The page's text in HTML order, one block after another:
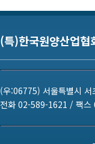
(특)한국원양산업
(우:06775) 서울특별시
전화 02-589-1621 / 팩